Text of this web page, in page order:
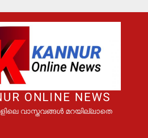
ONLINE NEWS
വാസ്തവങ്ങൾ മറയില്ലാതെ